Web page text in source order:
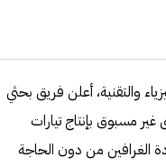
والتقنية، أعلن فريق بحثي
مسبوق بإنتاج تيارات
الغرافين من دون الحاجة